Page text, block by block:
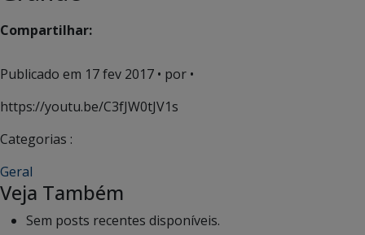
Compartilhar:
Publicado em 17 fev 2017 • por •
https://youtu.be/C3fJW0tJV1s
Categorias :
Geral
Veja Também
Sem posts recentes disponíveis.